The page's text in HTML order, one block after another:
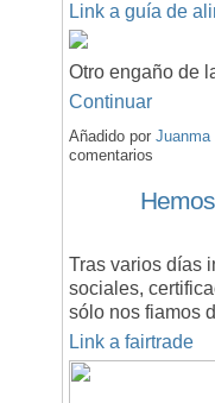
Link a guía de
Otro engaño de
Continuar
Añadido por Juanma
comentarios
Tras varios días
sociales,
sólo nos fiamos
Link a fairtrade